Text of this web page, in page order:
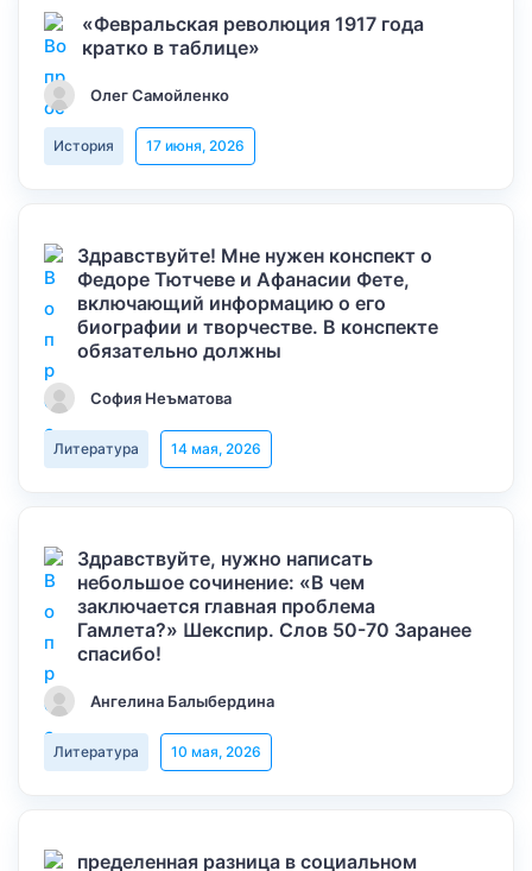
«Февральская революция 1917 года
кратко в таблице»
Олег Самойленко
История 17 июня, 2026
Здравствуйте! Мне нужен конспект о
Федоре Тютчеве и Афанасии Фете,
включающий информацию о его
биографии и творчестве. В конспекте
обязательно должны
София Неъматова
Литература 14 мая, 2026
Здравствуйте, нужно написать
небольшое сочинение: «В чем
заключается главная проблема
Гамлета?» Шекспир. Слов 50-70 Заранее
спасибо!
Ангелина Балыбердина
Литература 10 мая, 2026
пределенная разница в социальном